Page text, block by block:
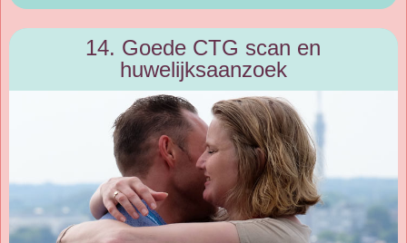
14. Goede CTG scan en
huwelijksaanzoek